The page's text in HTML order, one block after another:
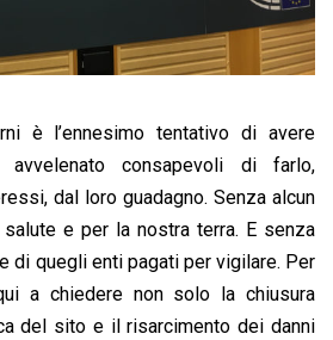
è l’ennesimo tentativo di avere
avvelenato consapevoli di farlo,
dal loro guadagno. Senza alcun
e per la nostra terra. E senza
di quegli enti pagati per vigilare. Per
a chiedere non solo la chiusura
del sito e il risarcimento dei danni